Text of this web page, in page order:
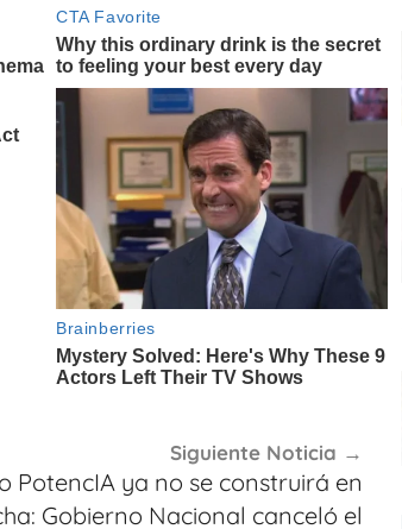
Siguiente Noticia
PotencIA ya no se construirá en
Gobierno Nacional canceló el